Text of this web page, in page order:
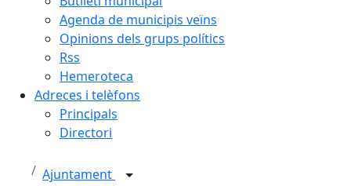
Agenda de municipis veïns
Opinions dels grups polítics
Rss
Hemeroteca
Adreces i telèfons
Principals
Directori
Ajuntament